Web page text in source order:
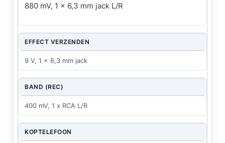
880 mV, 1 x 6,3 mm jack L/R
EFFECT VERZENDEN
9 V, 1 x 6,3 mm jack
BAND (REC)
400 mV, 1 x RCA L/R
KOPTELEFOON